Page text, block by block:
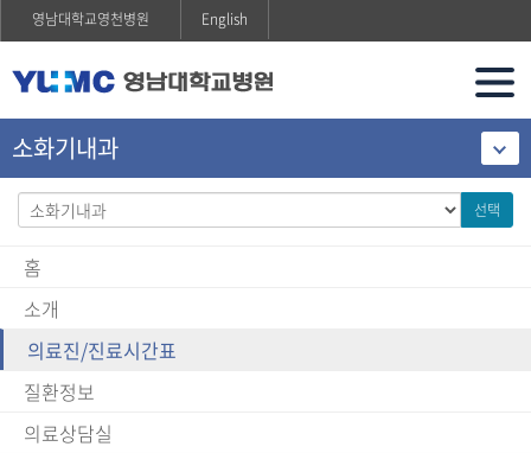
영남대학교영천병원 English
소화기내과
선택
홈
소개
의료진/진료시간표
질환정보
의료상담실